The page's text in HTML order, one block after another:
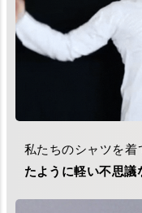
私たちのシャツを
たように軽い不思議